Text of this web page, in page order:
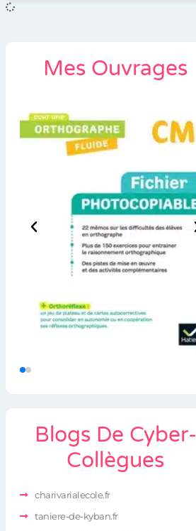
Mes Ouvrages
Blogs De Cyber-
Collègues
charivarialecole.fr
taniere-de-kyban.fr